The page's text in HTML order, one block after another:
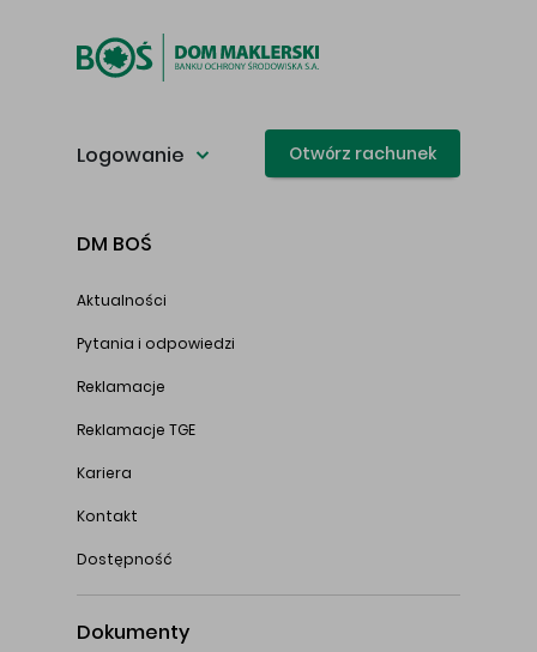
Logowanie Otwórz rachunek
DM BOŚ
Aktualności
Pytania i odpowiedzi
Reklamacje
Reklamacje TGE
Kariera
Kontakt
Dostępność
Dokumenty